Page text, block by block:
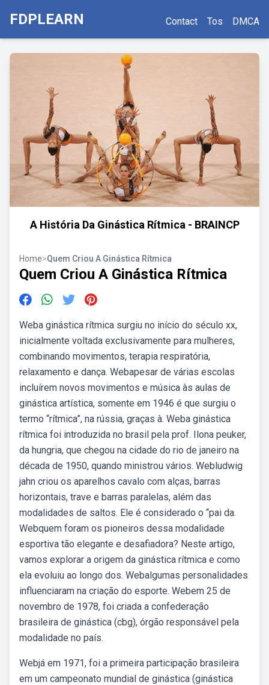
FDPLEARN Contact Tos DMCA
A História Da Ginástica Rítmica - BRAINCP
Home>Quem Criou A Ginástica Rítmica
Quem Criou A Ginástica Rítmica
Weba ginástica rítmica surgiu no início do século xx,
inicialmente voltada exclusivamente para mulheres,
combinando movimentos, terapia respiratória,
relaxamento e dança. Webapesar de várias escolas
incluírem novos movimentos e música às aulas de
ginástica artística, somente em 1946 é que surgiu o
termo “rítmica”, na rússia, graças à. Weba ginástica
rítmica foi introduzida no brasil pela prof. Ilona peuker,
da hungria, que chegou na cidade do rio de janeiro na
década de 1950, quando ministrou vários. Webludwig
jahn criou os aparelhos cavalo com alças, barras
horizontais, trave e barras paralelas, além das
modalidades de saltos. Ele é considerado o “pai da.
Webquem foram os pioneiros dessa modalidade
esportiva tão elegante e desafiadora? Neste artigo,
vamos explorar a origem da ginástica rítmica e como
ela evoluiu ao longo dos. Webalgumas personalidades
influenciaram na criação do esporte. Webem 25 de
novembro de 1978, foi criada a confederação
brasileira de ginástica (cbg), órgão responsável pela
modalidade no país.
Webjá em 1971, foi a primeira participação brasileira
em um campeonato mundial de ginástica (ginástica